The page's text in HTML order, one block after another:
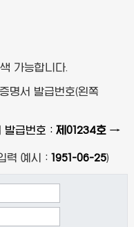
가능합니다.
명서 발급번호(왼쪽
발급번호 : 제01234호→
력 예시 : 1951-06-25)